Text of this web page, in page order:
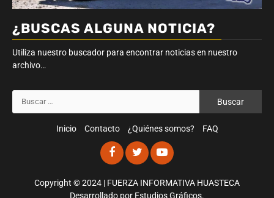
¿BUSCAS ALGUNA NOTICIA?
Utiliza nuestro buscador para encontrar noticias en nuestro
archivo…
Inicio Contacto ¿Quiénes somos? FAQ
Facebook
TwitterYoutube
Copyright © 2024 | FUERZA INFORMATIVA HUASTECA
Desarrollado por Estudios Gráficos.